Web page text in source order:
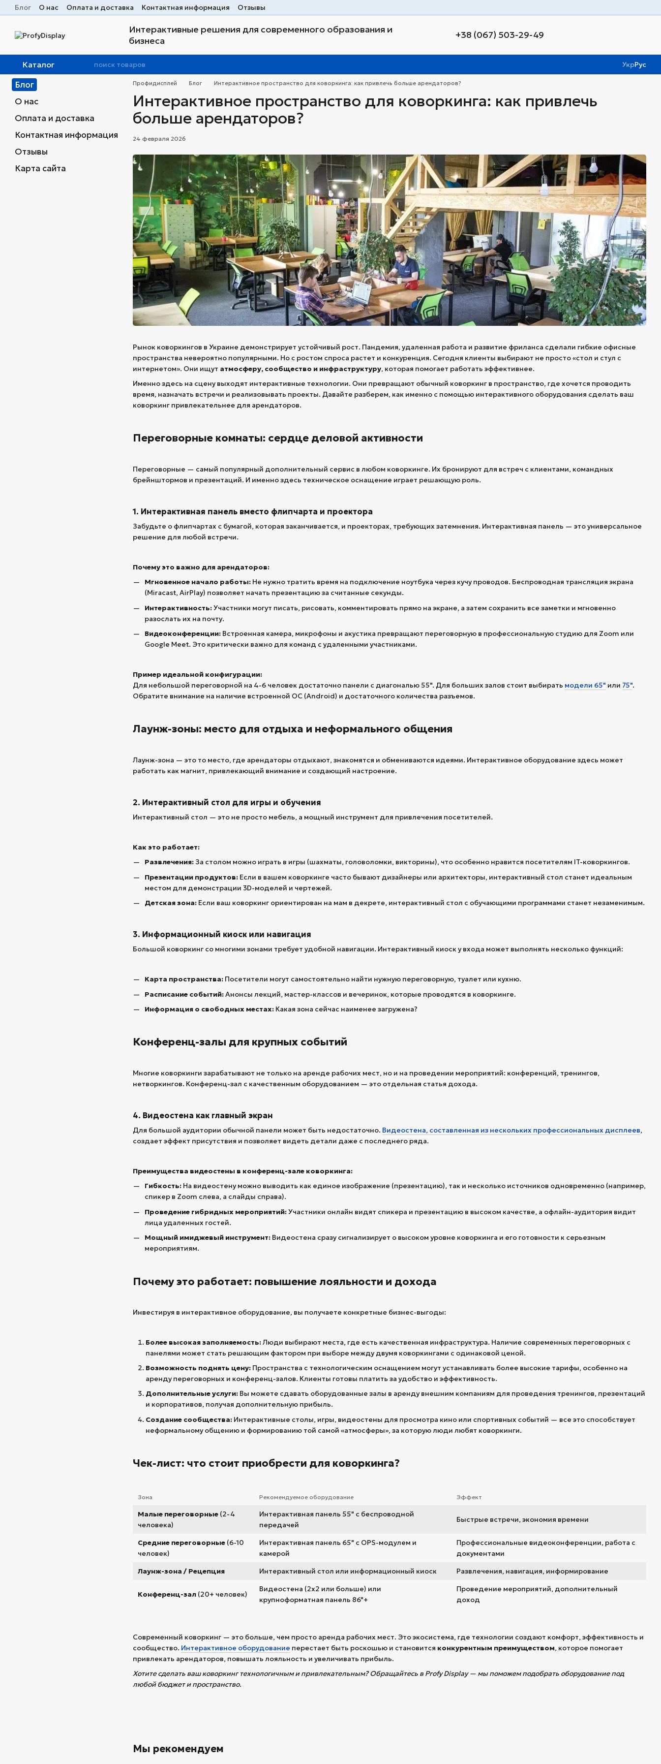
Перейти к основному контенту
Блог О нас Оплата и доставка Контактная информация Отзывы
Интерактивные решения для современного образования и
бизнеса
+38 (067) 503-29-49
Каталог УкрРус
Профидисплей Блог Интерактивное пространство для коворкинга: как привлечь больше арендаторов?
Интерактивное пространство для коворкинга: как привлечь
больше арендаторов?
24 февраля 2026
Рынок коворкингов в Украине демонстрирует устойчивый рост. Пандемия, удаленная работа и развитие фриланса сделали гибкие офисные
пространства невероятно популярными. Но с ростом спроса растет и конкуренция. Сегодня клиенты выбирают не просто «стол и стул с
интернетом». Они ищут атмосферу, сообщество и инфраструктуру, которая помогает работать эффективнее.
Именно здесь на сцену выходят интерактивные технологии. Они превращают обычный коворкинг в пространство, где хочется проводить
время, назначать встречи и реализовывать проекты. Давайте разберем, как именно с помощью интерактивного оборудования сделать ваш
коворкинг привлекательнее для арендаторов.
Переговорные комнаты: сердце деловой активности
Переговорные — самый популярный дополнительный сервис в любом коворкинге. Их бронируют для встреч с клиентами, командных
брейнштормов и презентаций. И именно здесь техническое оснащение играет решающую роль.
1. Интерактивная панель вместо флипчарта и проектора
Забудьте о флипчартах с бумагой, которая заканчивается, и проекторах, требующих затемнения. Интерактивная панель — это универсальное
решение для любой встречи.
Почему это важно для арендаторов:
Мгновенное начало работы: Не нужно тратить время на подключение ноутбука через кучу проводов. Беспроводная трансляция экрана
(Miracast, AirPlay) позволяет начать презентацию за считанные секунды.
Интерактивность:Участники могут писать, рисовать, комментировать прямо на экране, а затем сохранить все заметки и мгновенно
разослать их на почту.
Видеоконференции: Встроенная камера, микрофоны и акустика превращают переговорную в профессиональную студию для Zoom или
Google Meet. Это критически важно для команд с удаленными участниками.
Пример идеальной конфигурации:
Для небольшой переговорной на 4-6 человек достаточно панели с диагональю 55". Для больших залов стоит выбирать модели 65" или 75".
Обратите внимание на наличие встроенной ОС (Android) и достаточного количества разъемов.
Лаунж-зоны: место для отдыха и неформального общения
Лаунж-зона — это то место, где арендаторы отдыхают, знакомятся и обмениваются идеями. Интерактивное оборудование здесь может
работать как магнит, привлекающий внимание и создающий настроение.
2. Интерактивный стол для игры и обучения
Интерактивный стол — это не просто мебель, а мощный инструмент для привлечения посетителей.
Как это работает:
Развлечения: За столом можно играть в игры (шахматы, головоломки, викторины), что особенно нравится посетителям IT-коворкингов.
Презентации продуктов: Если в вашем коворкинге часто бывают дизайнеры или архитекторы, интерактивный стол станет идеальным
местом для демонстрации 3D-моделей и чертежей.
Детская зона: Если ваш коворкинг ориентирован на мам в декрете, интерактивный стол с обучающими программами станет незаменимым.
3. Информационный киоск или навигация
Большой коворкинг со многими зонами требует удобной навигации. Интерактивный киоск у входа может выполнять несколько функций:
Карта пространства: Посетители могут самостоятельно найти нужную переговорную, туалет или кухню.
Расписание событий:Анонсы лекций, мастер-классов и вечеринок, которые проводятся в коворкинге.
Информация о свободных местах: Какая зона сейчас наименее загружена?
Конференц-залы для крупных событий
Многие коворкинги зарабатывают не только на аренде рабочих мест, но и на проведении мероприятий: конференций, тренингов,
нетворкингов. Конференц-зал с качественным оборудованием — это отдельная статья дохода.
4. Видеостена как главный экран
Для большой аудитории обычной панели может быть недостаточно. Видеостена, составленная из нескольких профессиональных дисплеев,
создает эффект присутствия и позволяет видеть детали даже с последнего ряда.
Преимущества видеостены в конференц-зале коворкинга:
Гибкость: На видеостену можно выводить как единое изображение (презентацию), так и несколько источников одновременно (например,
спикер в Zoom слева, а слайды справа).
Проведение гибридных мероприятий:Участники онлайн видят спикера и презентацию в высоком качестве, а офлайн-аудитория видит
лица удаленных гостей.
Мощный имиджевый инструмент: Видеостена сразу сигнализирует о высоком уровне коворкинга и его готовности к серьезным
мероприятиям.
Почему это работает: повышение лояльности и дохода
Инвестируя в интерактивное оборудование, вы получаете конкретные бизнес-выгоды:
Более высокая заполняемость:Люди выбирают места, где есть качественная инфраструктура. Наличие современных переговорных с
панелями может стать решающим фактором при выборе между двумя коворкингами с одинаковой ценой.
Возможность поднять цену: Пространства с технологическим оснащением могут устанавливать более высокие тарифы, особенно на
аренду переговорных и конференц-залов. Клиенты готовы платить за удобство и эффективность.
Дополнительные услуги: Вы можете сдавать оборудованные залы в аренду внешним компаниям для проведения тренингов, презентаций
и корпоративов, получая дополнительную прибыль.
Создание сообщества: Интерактивные столы, игры, видеостены для просмотра кино или спортивных событий — все это способствует
неформальному общению и формированию той самой «атмосферы», за которую люди любят коворкинги.
Чек-лист: что стоит приобрести для коворкинга?
Зона Рекомендуемое оборудование Эффект
Малые переговорные (2-4
человека)
Интерактивная панель 55" с беспроводной
передачей
Быстрые встречи, экономия времени
Средние переговорные (6-10
человек)
Интерактивная панель 65" с OPS-модулем и
камерой
Профессиональные видеоконференции, работа с
документами
Лаунж-зона / Рецепция
Интерактивный стол или информационный киоск Развлечения, навигация, информирование
Конференц-зал (20+ человек)
Видеостена (2х2 или больше) или
крупноформатная панель 86"+
Проведение мероприятий, дополнительный
доход
Современный коворкинг — это больше, чем просто аренда рабочих мест. Это экосистема, где технологии создают комфорт, эффективность и
сообщество. Интерактивное оборудование перестает быть роскошью и становится конкурентным преимуществом, которое помогает
привлекать арендаторов, повышать лояльность и увеличивать прибыль.
Хотите сделать ваш коворкинг технологичным и привлекательным? Обращайтесь в Profy Display — мы поможем подобрать оборудование под
любой бюджет и пространство.
Мы рекомендуем
Блог
О нас
Оплата и доставка
Контактная информация
Отзывы
Карта сайта